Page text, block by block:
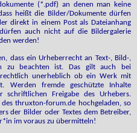
(*.pdf) an denen man keine
heißt die Bilder/Dokumente dürfen
direkt in einem Post als Dateianhang
auch nicht auf die Bildergalerie
werden!
dass ein Urheberrecht an Text-, Bild-,
zu beachten ist. Das gilt auch bei
unerheblich ob ein Werk mit
Werden fremde geschützte Inhalte
Freigabe des Urhebers.
thruxton-forum.de hochgeladen, so
der Bilder oder Textes dem Betreiber,
im voraus zu übermitteln!